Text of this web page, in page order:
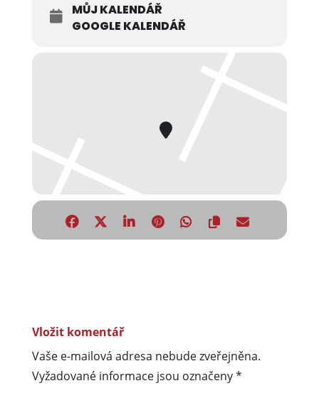
MŮJ KALENDÁŘ
GOOGLE KALENDÁŘ
Vložit komentář
Vaše e-mailová adresa nebude zveřejněna.
Vyžadované informace jsou označeny*